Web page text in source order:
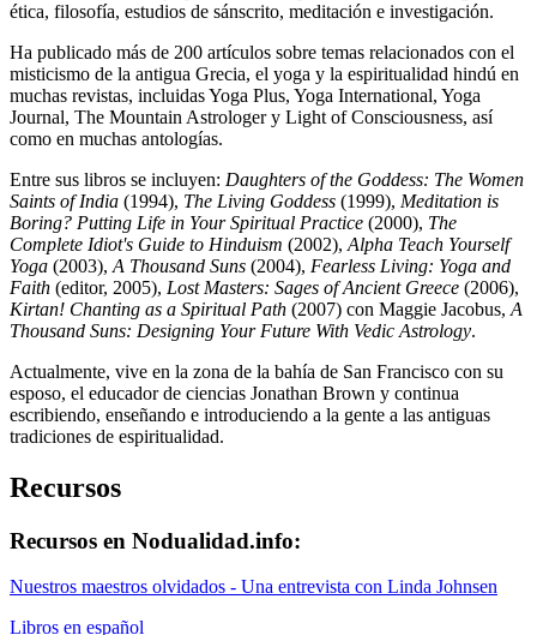
ética, filosofía, estudios de sánscrito, meditación e investigación.
Ha publicado más de 200 artículos sobre temas relacionados con el
misticismo de la antigua Grecia, el yoga y la espiritualidad hindú en
muchas revistas, incluidas Yoga Plus, Yoga International, Yoga
Journal, The Mountain Astrologer y Light of Consciousness, así
como en muchas antologías.
Entre sus libros se incluyen: Daughters of the Goddess: The Women
Saints of India (1994), The Living Goddess (1999), Meditation is
Boring? Putting Life in Your Spiritual Practice (2000), The
Complete Idiot's Guide to Hinduism (2002), Alpha Teach Yourself
Yoga (2003), A Thousand Suns (2004), Fearless Living: Yoga and
Faith (editor, 2005), Lost Masters: Sages of Ancient Greece (2006),
Kirtan! Chanting as a Spiritual Path (2007) con Maggie Jacobus, A
Thousand Suns: Designing Your Future With Vedic Astrology.
Actualmente, vive en la zona de la bahía de San Francisco con su
esposo, el educador de ciencias Jonathan Brown y continua
escribiendo, enseñando e introduciendo a la gente a las antiguas
tradiciones de espiritualidad.
Recursos
Recursos en Nodualidad.info:
Nuestros maestros olvidados - Una entrevista con Linda Johnsen
Libros en español